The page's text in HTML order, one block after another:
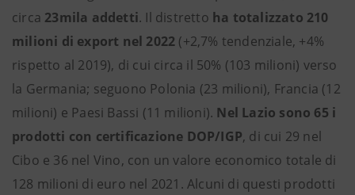
circa 23mila addetti. Il distretto ha totalizzato 210
milioni di export nel 2022 (+2,7% tendenziale, +4%
rispetto al 2019), di cui circa il 50% (103 milioni) verso
la Germania; seguono Polonia (23 milioni), Francia (12
milioni) e Paesi Bassi (11 milioni). Nel Lazio sono 65 i
prodotti con certificazione DOP/IGP, di cui 29 nel
Cibo e 36 nel Vino, con un valore economico totale di
128 milioni di euro nel 2021. Alcuni di questi prodotti